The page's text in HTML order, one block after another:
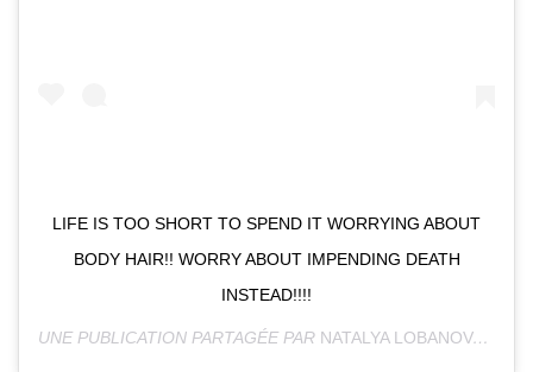
LIFE IS TOO SHORT TO SPEND IT WORRYING ABOUT
BODY HAIR!! WORRY ABOUT IMPENDING DEATH
INSTEAD!!!!
UNE PUBLICATION PARTAGÉE PAR NATALYA LOBANOVA